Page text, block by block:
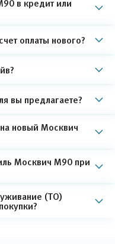
в кредит или
оплаты нового?
вы предлагаете?
на новый Москвич
Москвич М90 при
(ТО)